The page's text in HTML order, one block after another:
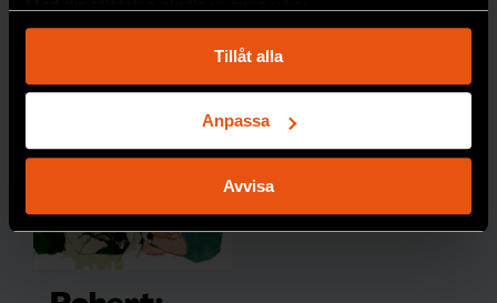
som kan ha en noggrannhet på upp till flera meter
Identifiera din enhet genom att aktivt skanna den
för specifika kännetecken (fingeravtryck)
Ta reda på mer om hur dina personliga uppgifter
helst från cookie-förklaringen.
Tillåt alla
Anpassa
Avvisa
Jendle.